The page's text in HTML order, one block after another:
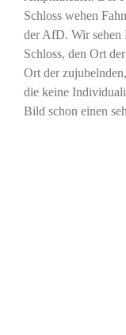
Schloss wehen
der AfD. Wir sehen
Schloss, den Ort
Ort der
die keine
Bild schon einen